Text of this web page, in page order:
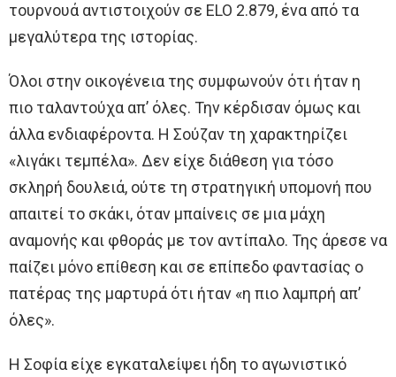
τουρνουά αντιστοιχούν σε ELO 2.879, ένα από τα
μεγαλύτερα της ιστορίας.
Όλοι στην οικογένεια της συμφωνούν ότι ήταν η
πιο ταλαντούχα απ’ όλες. Την κέρδισαν όμως και
άλλα ενδιαφέροντα. Η Σούζαν τη χαρακτηρίζει
«λιγάκι τεμπέλα». Δεν είχε διάθεση για τόσο
σκληρή δουλειά, ούτε τη στρατηγική υπομονή που
απαιτεί το σκάκι, όταν μπαίνεις σε μια μάχη
αναμονής και φθοράς με τον αντίπαλο. Της άρεσε να
παίζει μόνο επίθεση και σε επίπεδο φαντασίας ο
πατέρας της μαρτυρά ότι ήταν «η πιο λαμπρή απ’
όλες».
Η Σοφία είχε εγκαταλείψει ήδη το αγωνιστικό